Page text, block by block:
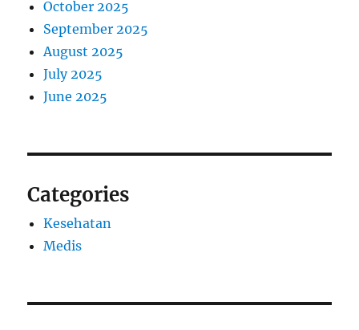
October 2025
September 2025
August 2025
July 2025
June 2025
Categories
Kesehatan
Medis